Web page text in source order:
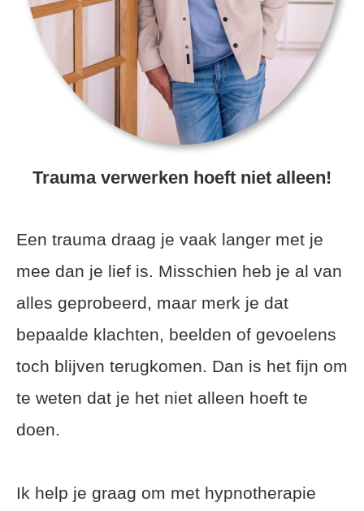
Trauma verwerken hoeft niet alleen!
Een trauma draag je vaak langer met je
mee dan je lief is. Misschien heb je al van
alles geprobeerd, maar merk je dat
bepaalde klachten, beelden of gevoelens
toch blijven terugkomen. Dan is het fijn om
te weten dat je het niet alleen hoeft te
doen.
Ik help je graag om met hypnotherapie